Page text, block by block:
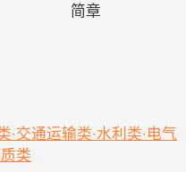
简章
·交通运输类·水利类·电气
类